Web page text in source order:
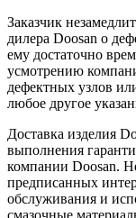
Заказчик
дилера Doosan о
ему достаточно
усмотрению
дефектных узлов
любое другое
Доставка изделия
выполнения
компании Doosan.
предписанных
обслуживания и
смазочные